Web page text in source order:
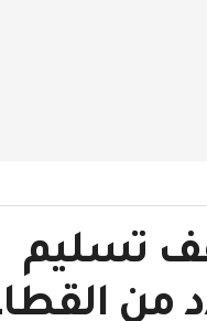
تسليم
من